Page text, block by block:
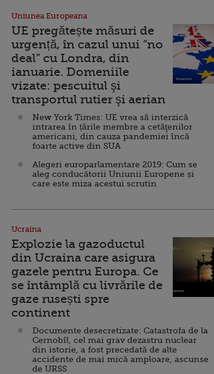
Uniunea Europeana
UE pregătește măsuri de
urgență, în cazul unui ”no
deal” cu Londra, din
ianuarie. Domeniile
vizate: pescuitul şi
transportul rutier şi aerian
New York Times: UE vrea să interzică
intrarea în țările membre a cetăţenilor
americani, din cauza pandemiei încă
foarte active din SUA
Alegeri europarlamentare 2019: Cum se
aleg conducătorii Uniunii Europene și
care este miza acestui scrutin
Ucraina
Explozie la gazoductul
din Ucraina care asigura
gazele pentru Europa. Ce
se întâmplă cu livrările de
gaze rusești spre
continent
Documente desecretizate: Catastrofa de la
Cernobîl, cel mai grav dezastru nuclear
din istorie, a fost precedată de alte
accidente de mai mică amploare, ascunse
de URSS